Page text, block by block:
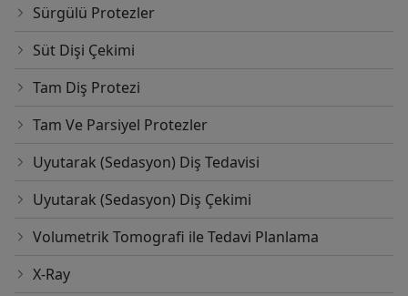
Sürgülü Protezler
Süt Dişi Çekimi
Tam Diş Protezi
Tam Ve Parsiyel Protezler
Uyutarak (Sedasyon) Diş Tedavisi
Uyutarak (Sedasyon) Diş Çekimi
Volumetrik Tomografi ile Tedavi Planlama
X-Ray